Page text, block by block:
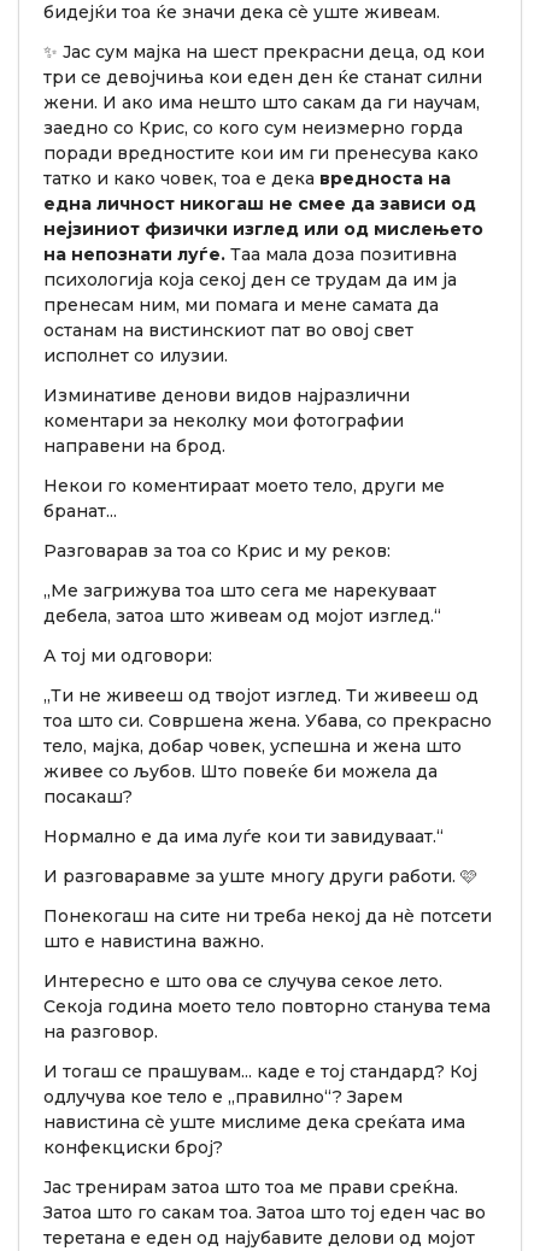
бидејќи тоа ќе значи дека сè уште живеам.
✨ Јас сум мајка на шест прекрасни деца, од кои
три се девојчиња кои еден ден ќе станат силни
жени. И ако има нешто што сакам да ги научам,
заедно со Крис, со кого сум неизмерно горда
поради вредностите кои им ги пренесува како
татко и како човек, тоа е дека вредноста на
една личност никогаш не смее да зависи од
нејзиниот физички изглед или од мислењето
на непознати луѓе. Таа мала доза позитивна
психологија која секој ден се трудам да им ја
пренесам ним, ми помага и мене самата да
останам на вистинскиот пат во овој свет
исполнет со илузии.
Изминативе денови видов најразлични
коментари за неколку мои фотографии
направени на брод.
Некои го коментираат моето тело, други ме
бранат...
Разговарав за тоа со Крис и му реков:
„Ме загрижува тоа што сега ме нарекуваат
дебела, затоа што живеам од мојот изглед.“
А тој ми одговори:
„Ти не живееш од твојот изглед. Ти живееш од
тоа што си. Совршена жена. Убава, со прекрасно
тело, мајка, добар човек, успешна и жена што
живее со љубов. Што повеќе би можела да
посакаш?
Нормално е да има луѓе кои ти завидуваат.“
И разговаравме за уште многу други работи. 🩷
Понекогаш на сите ни треба некој да нè потсети
што е навистина важно.
Интересно е што ова се случува секое лето.
Секоја година моето тело повторно станува тема
на разговор.
И тогаш се прашувам... каде е тој стандард? Кој
одлучува кое тело е „правилно“? Зарем
навистина сè уште мислиме дека среќата има
конфекциски број?
Јас тренирам затоа што тоа ме прави среќна.
Затоа што го сакам тоа. Затоа што тој еден час во
теретана е еден од најубавите делови од мојот